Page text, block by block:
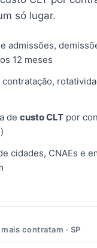
só lugar.
admissões,
12 meses
contratação,
de custo CLT por
cidades, CNAEs e
contratam · SP